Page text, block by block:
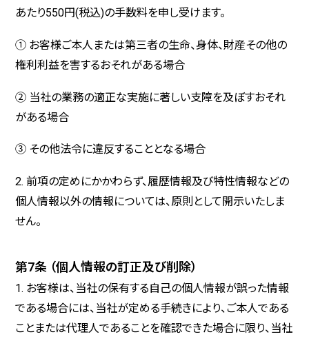
あたり550円(税込)の手数料を申し受けます。
① お客様ご本人または第三者の生命、身体、財産その他の
権利利益を害するおそれがある場合
② 当社の業務の適正な実施に著しい支障を及ぼすおそれ
がある場合
③ その他法令に違反することとなる場合
2. 前項の定めにかかわらず、履歴情報及び特性情報などの
個人情報以外の情報については、原則として開示いたしま
せん。
第7条 （個人情報の訂正及び削除）
1. お客様は、当社の保有する自己の個人情報が誤った情報
である場合には、当社が定める手続きにより、ご本人である
ことまたは代理人であることを確認できた場合に限り、当社